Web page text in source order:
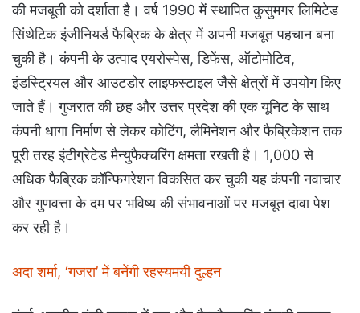
की मजबूती को दर्शाता है। वर्ष 1990 में स्थापित कुसुमगर लिमिटेड
सिंथेटिक इंजीनियर्ड फैब्रिक के क्षेत्र में अपनी मजबूत पहचान बना
चुकी है। कंपनी के उत्पाद एयरोस्पेस, डिफेंस, ऑटोमोटिव,
इंडस्ट्रियल और आउटडोर लाइफस्टाइल जैसे क्षेत्रों में उपयोग किए
जाते हैं। गुजरात की छह और उत्तर प्रदेश की एक यूनिट के साथ
कंपनी धागा निर्माण से लेकर कोटिंग, लैमिनेशन और फैब्रिकेशन तक
पूरी तरह इंटीग्रेटेड मैन्युफैक्चरिंग क्षमता रखती है। 1,000 से
अधिक फैब्रिक कॉन्फिगरेशन विकसित कर चुकी यह कंपनी नवाचार
और गुणवत्ता के दम पर भविष्य की संभावनाओं पर मजबूत दावा पेश
कर रही है।
अदा शर्मा, ‘गजरा’ में बनेंगी रहस्यमयी दुल्हन